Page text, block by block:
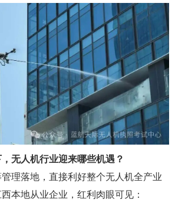
无人机行业迎来哪些机遇？
理落地，直接利好整个无人机全产业
本地从业企业，红利肉眼可见：